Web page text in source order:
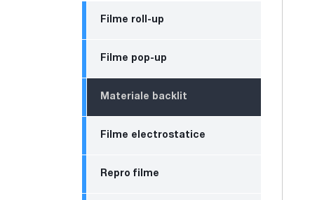
Filme roll-up
Filme pop-up
Materiale backlit
Filme electrostatice
Repro filme